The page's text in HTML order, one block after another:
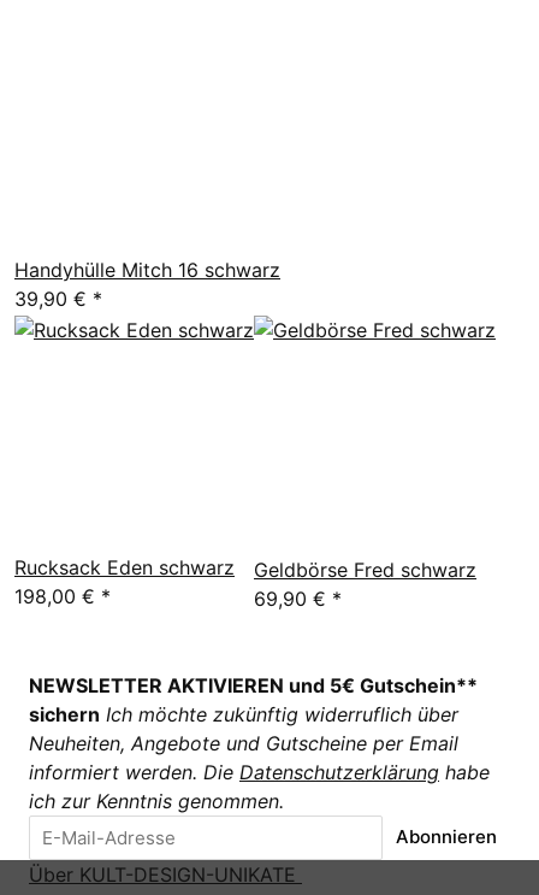
Handyhülle Mitch 16 schwarz
39,90 € *
Rucksack Eden schwarz
198,00 € *
Geldbörse Fred schwarz
69,90 € *
NEWSLETTER AKTIVIEREN und 5€ Gutschein**
sichern Ich möchte zukünftig widerruflich über
Neuheiten, Angebote und Gutscheine per Email
informiert werden. Die Datenschutzerklärung habe
ich zur Kenntnis genommen.
Abonnieren
Über KULT-DESIGN-UNIKATE